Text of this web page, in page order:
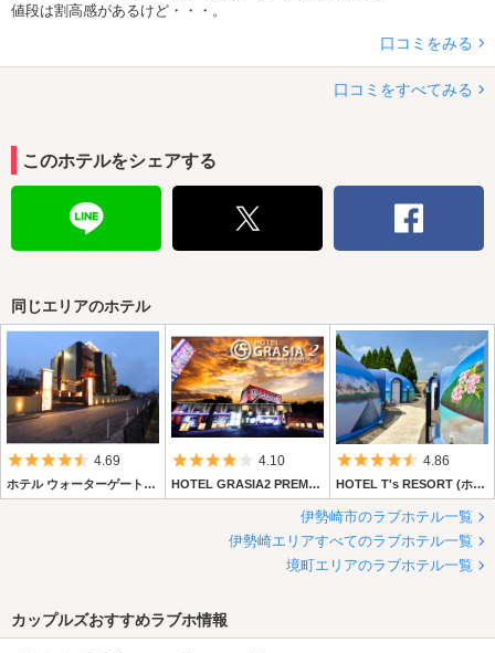
値段は割高感があるけど・・・。
口コミをみる
口コミをすべてみる
このホテルをシェアする
同じエリアのホテル
5つ星のうち4.5
4.69
ホテル ウォーターゲート伊勢崎店
5つ星のうち4
4.10
HOTEL GRASIA2 PREMIUM RESORT (ホテルグラシア2 プレミアムリゾート)
5つ星のうち
4.86
HOTEL T's RESORT (ホテル ティーズリゾート)
伊勢崎市のラブホテル一覧
伊勢崎エリアすべてのラブホテル一覧
境町エリアのラブホテル一覧
カップルズおすすめラブホ情報